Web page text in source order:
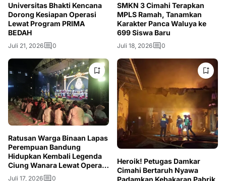
Universitas Bhakti Kencana
Dorong Kesiapan Operasi
Lewat Program PRIMA
BEDAH
Juli 21, 2026 0
SMKN 3 Cimahi Terapkan
MPLS Ramah, Tanamkan
Karakter Panca Waluya ke
699 Siswa Baru
Juli 18, 2026 0
Ratusan Warga Binaan Lapas
Perempuan Bandung
Hidupkan Kembali Legenda
Ciung Wanara Lewat Opera
Kolosal
Juli 17, 2026 0
Heroik! Petugas Damkar
Cimahi Bertaruh Nyawa
Padamkan Kebakaran Pabrik,